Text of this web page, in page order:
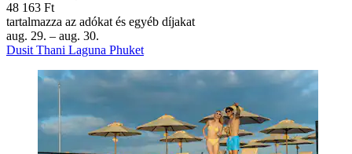
48 163 Ft
tartalmazza az adókat és egyéb díjakat
aug. 29. – aug. 30.
Dusit Thani Laguna Phuket